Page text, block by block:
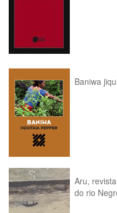
Baniwa
Aru,
do rio